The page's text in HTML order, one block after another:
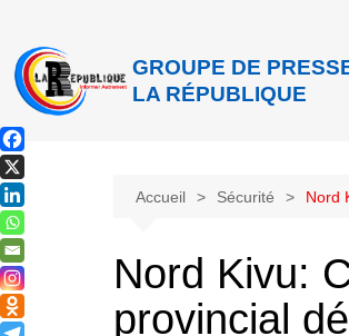
GROUPE DE
LA RÉPUBLIQUE
Accueil Sécurité Nord
Nord Kivu:
provincial